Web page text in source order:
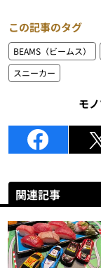
この記事のタグ
BEAMS（ビームス）
スニーカー
モ
関連記事